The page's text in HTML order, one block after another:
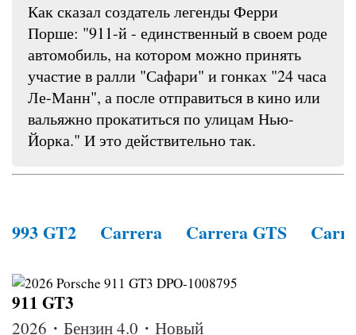
Как сказал создатель легенды Ферри
Порше: "911-й - единственный в своем роде
автомобиль, на котором можно принять
участие в ралли "Сафари" и гонках "24 часа
Ле-Манн", а после отправиться в кино или
вальяжно прокатиться по улицам Нью-
Йорка." И это действительно так.
993 GT2 Carrera Carrera GTS
911 GT3
2026・Бензин 4.0・Новый